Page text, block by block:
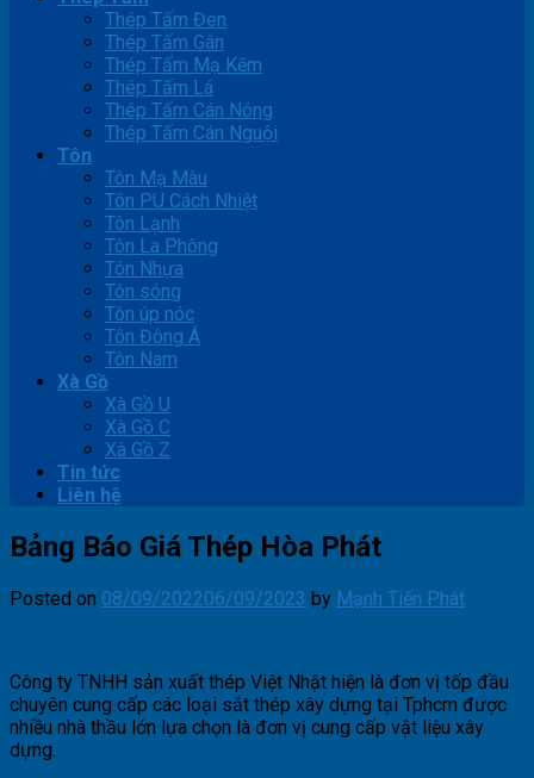
Thép Tấm Đen
Thép Tấm Gân
Thép Tấm Mạ Kẽm
Thép Tấm Lá
Thép Tấm Cán Nóng
Thép Tấm Cán Nguội
Tôn
Tôn Mạ Màu
Tôn PU Cách Nhiệt
Tôn Lạnh
Tôn La Phông
Tôn Nhựa
Tôn sóng
Tôn úp nóc
Tôn Đông Á
Tôn Nam
Xà Gồ
Xà Gồ U
Xà Gồ C
Xà Gồ Z
Tin tức
Liên hệ
Bảng Báo Giá Thép Hòa Phát
Posted on 08/09/202206/09/2023 by Mạnh Tiến Phát
Công ty TNHH sản xuất thép Việt Nhật hiện là đơn vị tốp đầu
chuyên cung cấp các loại sắt thép xây dựng tại Tphcm được
nhiều nhà thầu lớn lựa chọn là đơn vị cung cấp vật liệu xây
dựng.